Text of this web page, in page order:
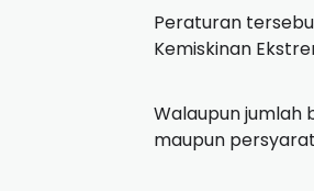
Peraturan
Kemiskinan
Walaupun jumlah
maupun